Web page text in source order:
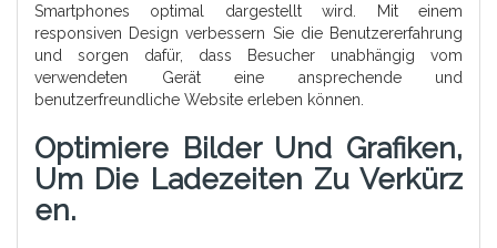
Smartphones optimal dargestellt wird. Mit einem
responsiven Design verbessern Sie die Benutzererfahrung
und sorgen dafür, dass Besucher unabhängig vom
verwendeten Gerät eine ansprechende und
benutzerfreundliche Website erleben können.
Optimiere Bilder Und Grafiken,
Um Die Ladezeiten Zu Verkürz
En.